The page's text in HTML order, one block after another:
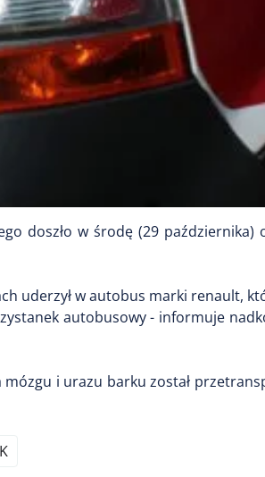
doszło w środę (29 października)
uderzył w autobus marki renault,
autobusowy - informuje
i urazu barku został